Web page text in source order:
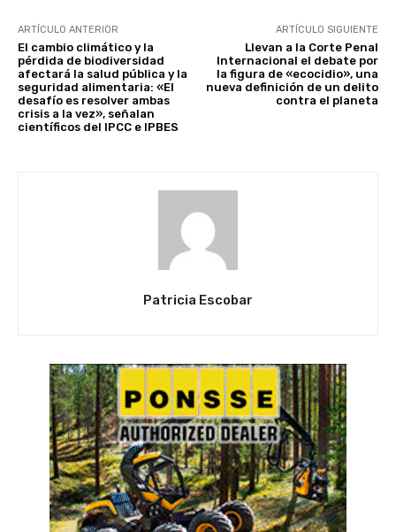
ARTÍCULO ANTERIOR
El cambio climático y la
pérdida de biodiversidad
afectará la salud pública y la
seguridad alimentaria: «El
desafío es resolver ambas
crisis a la vez», señalan
científicos del IPCC e IPBES
ARTÍCULO SIGUIENTE
Llevan a la Corte Penal
Internacional el debate por
la figura de «ecocidio», una
nueva definición de un delito
contra el planeta
Patricia Escobar